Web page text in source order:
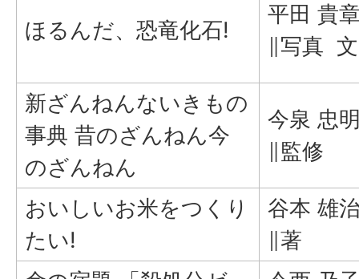
ほるんだ、恐竜化石!
平田 貴
∥写真 文
新ざんねんないきもの
事典 昔のざんねん今
のざんねん
今泉 忠
∥監修
おいしいお米をつくり
たい!
谷本 雄
∥著